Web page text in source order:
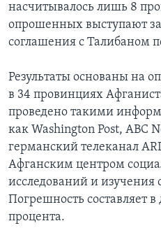
насчитывалось лишь 8
опрошенных выступают
соглашения с Талибаном
Результаты основаны на
в 34 провинциях
проведено такими
как Washington Post, ABC
германский телеканал
Афганским центром
исследований и
Погрешность составляет
процента.